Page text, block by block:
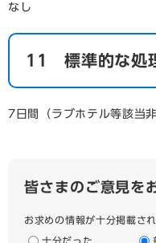
なし
11 標準的な処
7日間（ラブホテル等該当
皆さまのご意見を
お求めの情報が十分掲載さ
十分だった